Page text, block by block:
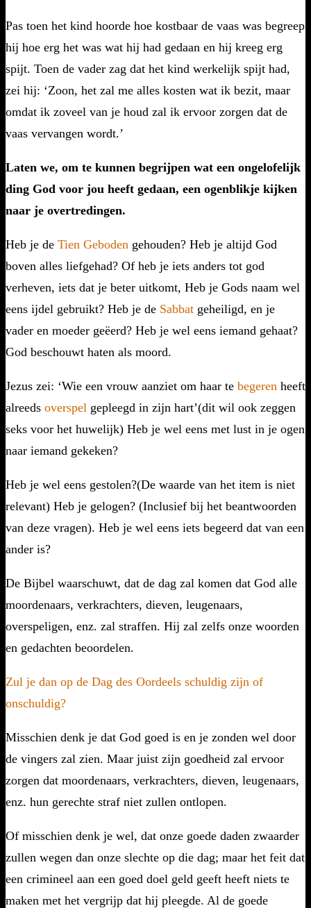
Pas toen het kind hoorde hoe kostbaar de vaas was begreep
hij hoe erg het was wat hij had gedaan en hij kreeg erg
spijt. Toen de vader zag dat het kind werkelijk spijt had,
zei hij: ‘Zoon, het zal me alles kosten wat ik bezit, maar
omdat ik zoveel van je houd zal ik ervoor zorgen dat de
vaas vervangen wordt.’
Laten we, om te kunnen begrijpen wat een ongelofelijk
ding God voor jou heeft gedaan, een ogenblikje kijken
naar je overtredingen.
Heb je de Tien Geboden gehouden? Heb je altijd God
boven alles liefgehad? Of heb je iets anders tot god
verheven, iets dat je beter uitkomt, Heb je Gods naam wel
eens ijdel gebruikt? Heb je de Sabbat geheiligd, en je
vader en moeder geëerd? Heb je wel eens iemand gehaat?
God beschouwt haten als moord.
Jezus zei: ‘Wie een vrouw aanziet om haar te begeren heeft
alreeds overspel gepleegd in zijn hart’(dit wil ook zeggen
seks voor het huwelijk) Heb je wel eens met lust in je ogen
naar iemand gekeken?
Heb je wel eens gestolen?(De waarde van het item is niet
relevant) Heb je gelogen? (Inclusief bij het beantwoorden
van deze vragen). Heb je wel eens iets begeerd dat van een
ander is?
De Bijbel waarschuwt, dat de dag zal komen dat God alle
moordenaars, verkrachters, dieven, leugenaars,
overspeligen, enz. zal straffen. Hij zal zelfs onze woorden
en gedachten beoordelen.
Zul je dan op de Dag des Oordeels schuldig zijn of
onschuldig?
Misschien denk je dat God goed is en je zonden wel door
de vingers zal zien. Maar juist zijn goedheid zal ervoor
zorgen dat moordenaars, verkrachters, dieven, leugenaars,
enz. hun gerechte straf niet zullen ontlopen.
Of misschien denk je wel, dat onze goede daden zwaarder
zullen wegen dan onze slechte op die dag; maar het feit dat
een crimineel aan een goed doel geld geeft heeft niets te
maken met het vergrijp dat hij pleegde. Al de goede